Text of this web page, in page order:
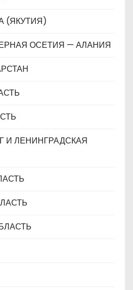
(ЯКУТИЯ)
ОСЕТИЯ — АЛАНИЯ
И ЛЕНИНГРАДСКАЯ